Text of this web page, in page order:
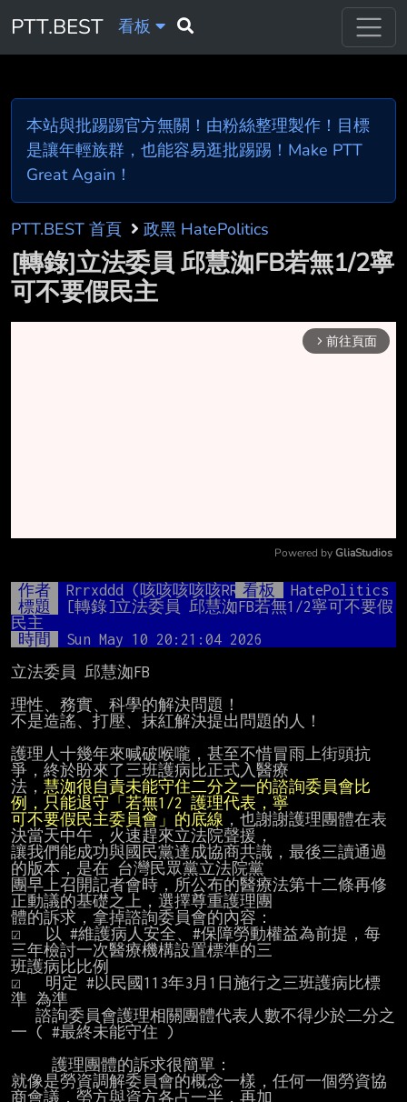
PTT.BEST 看板
本站與批踢踢官方無關！由粉絲整理製作！目標
是讓年輕族群，也能容易逛批踢踢！Make PTT
Great Again！
PTT.BEST 首頁 政黑 HatePolitics
[轉錄]立法委員 邱慧洳FB若無1/2寧
可不要假民主
arrow_forward_ios 前往頁面
Mute
Powered by GliaStudios
作者 Rrrxddd (咳咳咳咳咳RR咳咳咳咳咳)
看板
HatePolitics
標題
[轉錄]立法委員 邱慧洳FB若無1/2寧可不要假
民主
時間
Sun May 10 20:21:04 2026
立法委員 邱慧洳FB
理性、務實、科學的解決問題！
不是造謠、打壓、抹紅解決提出問題的人！
護理人十幾年來喊破喉嚨，甚至不惜冒雨上街頭抗
爭，終於盼來了三班護病比正式入醫療
法， 慧洳很自責未能守住二分之一的諮詢委員會比
可不要假民主委員會」的底線 ，也謝謝護理團體在表
決當天中午，火速趕來立法院聲援，
讓我們能成功與國民黨達成協商共識，最後三讀通過
的版本，是在 台灣民眾黨立法院黨
團早上召開記者會時，所公布的醫療法第十二條再修
正動議的基礎之上，選擇尊重護理團
體的訴求，拿掉諮詢委員會的內容：
☑   以 #維護病人安全、#保障勞動權益為前提，每
三年檢討一次醫療機構設置標準的三
班護病比比例
☑   明定 #以民國113年3月1日施行之三班護病比標
準 為準
一 ( #最終未能守住 )
就像是勞資調解委員會的概念一樣，任何一個勞資協
商會議，勞方與資方各占一半，再加